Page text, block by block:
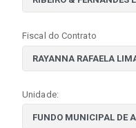
Fiscal do Contrato
Unidade: